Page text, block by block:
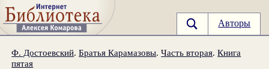
Авторы
Ф. Достоевский.Братья Карамазовы.Часть вторая.Книга
пятая